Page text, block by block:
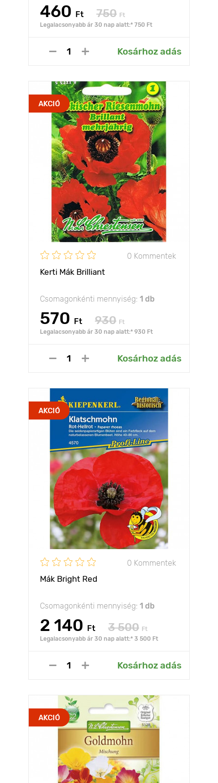
460 Ft 750 Ft
Legalacsonyabb ár 30 nap alatt:* 750 Ft
Kosárhoz adás
AKCIÓ
0 Kommentek
Kerti Mák Brilliant
Csomagonkénti mennyiség: 1 db
570 Ft 930 Ft
Legalacsonyabb ár 30 nap alatt:* 930 Ft
Kosárhoz adás
AKCIÓ
0 Kommentek
Mák Bright Red
Csomagonkénti mennyiség: 1 db
2 140 Ft 3 500 Ft
Legalacsonyabb ár 30 nap alatt:* 3 500 Ft
Kosárhoz adás
AKCIÓ